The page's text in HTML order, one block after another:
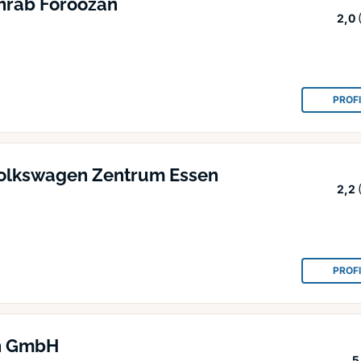
2,0
Zentrum Essen
2,2